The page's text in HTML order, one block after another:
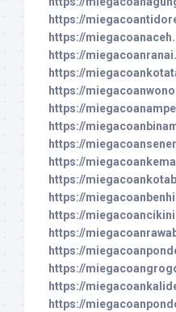
https://
https://
https://
https://
https://
https://
https://
https://
https://
https://
https://
https://
https://
https://
https://
https://
https://